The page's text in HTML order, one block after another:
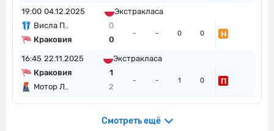
19:00 04.12.2025
Экстракласа
Висла П..
0
Краковия
0
- - 0 0 Н
16:45 22.11.2025
Экстракласа
Краковия
1
Мотор Л..
2
- - 1 0 П
Смотреть ещё